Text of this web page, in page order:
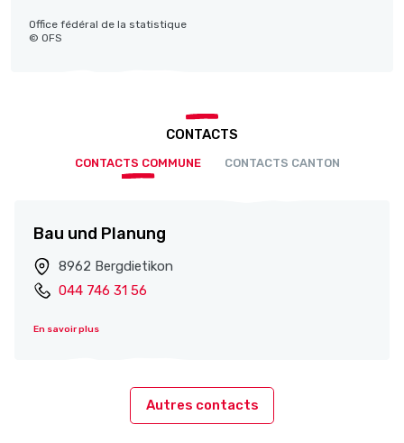
Office fédéral de la statistique
© OFS
CONTACTS
CONTACTS COMMUNE CONTACTS CANTON
Bau und Planung
8962 Bergdietikon
044 746 31 56
En savoir plus
Autres contacts